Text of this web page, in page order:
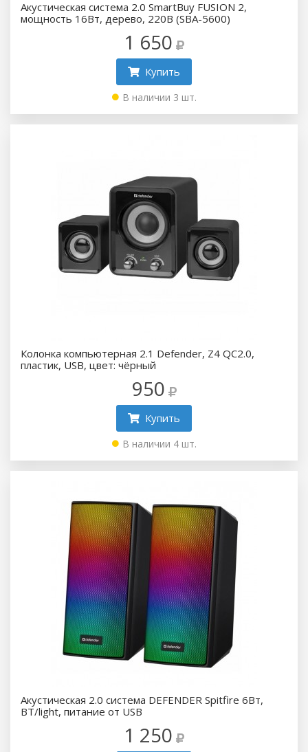
Акустическая система 2.0 SmartBuy FUSION 2,
мощность 16Вт, дерево, 220В (SBA-5600)
1 650
Купить
В наличии 3 шт.
Колонка компьютерная 2.1 Defender, Z4 QC2.0,
пластик, USB, цвет: чёрный
950
Купить
В наличии 4 шт.
Акустическая 2.0 система DEFENDER Spitfire 6Вт,
BT/light, питание от USB
1 250